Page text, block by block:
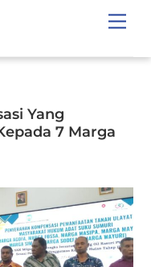
Yang
7 Marga